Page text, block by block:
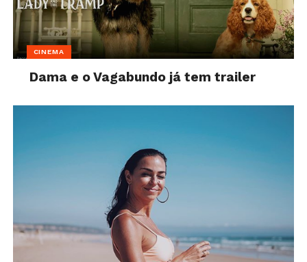
CINEMA
Dama e o Vagabundo já tem trailer